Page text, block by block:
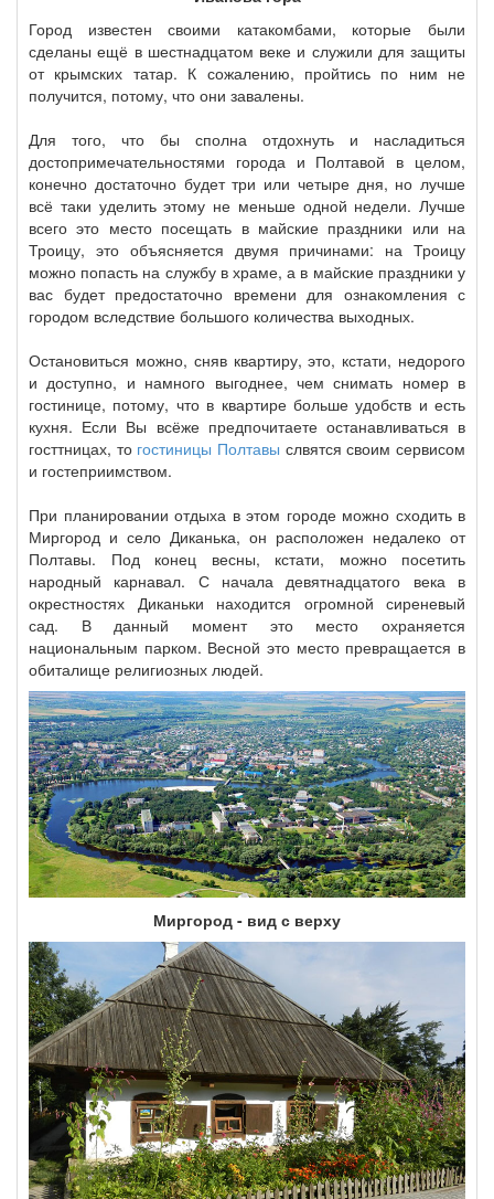
Город известен своими катакомбами, которые были
сделаны ещё в шестнадцатом веке и служили для защиты
от крымских татар. К сожалению, пройтись по ним не
получится, потому, что они завалены.
Для того, что бы сполна отдохнуть и насладиться
достопримечательностями города и Полтавой в целом,
конечно достаточно будет три или четыре дня, но лучше
всё таки уделить этому не меньше одной недели. Лучше
всего это место посещать в майские праздники или на
Троицу, это объясняется двумя причинами: на Троицу
можно попасть на службу в храме, а в майские праздники у
вас будет предостаточно времени для ознакомления с
городом вследствие большого количества выходных.
Остановиться можно, сняв квартиру, это, кстати, недорого
и доступно, и намного выгоднее, чем снимать номер в
гостинице, потому, что в квартире больше удобств и есть
кухня. Если Вы всёже предпочитаете останавливаться в
госттницах, то гостиницы Полтавы слвятся своим сервисом
и гостеприимством.
При планировании отдыха в этом городе можно сходить в
Миргород и село Диканька, он расположен недалеко от
Полтавы. Под конец весны, кстати, можно посетить
народный карнавал. С начала девятнадцатого века в
окрестностях Диканьки находится огромной сиреневый
сад. В данный момент это место охраняется
национальным парком. Весной это место превращается в
обиталище религиозных людей.
Миргород - вид с верху